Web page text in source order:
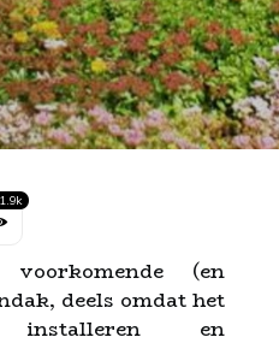
1.9k
(en
deels omdat het
en